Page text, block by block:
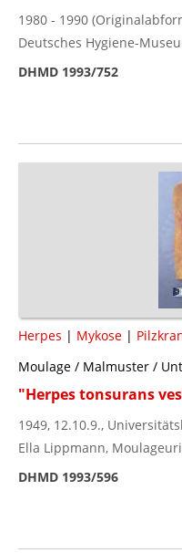
1980 - 1990
Deutsches Hygiene-
DHMD 1993/752
Herpes | Mykose |
Moulage / Malmuster /
"Herpes tonsurans
1949, 12.10.9.,
Ella Lippmann,
DHMD 1993/596